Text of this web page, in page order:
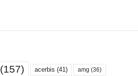
(157) acerbis (41) amg (36)